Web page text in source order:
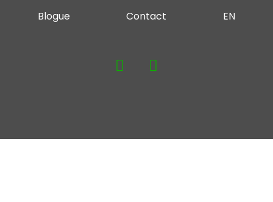
Blogue
Contact EN